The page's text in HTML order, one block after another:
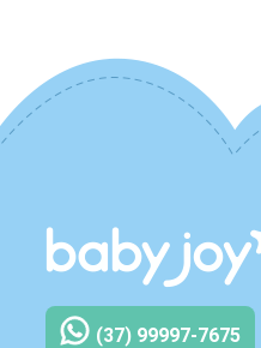
(37) 99997-7675